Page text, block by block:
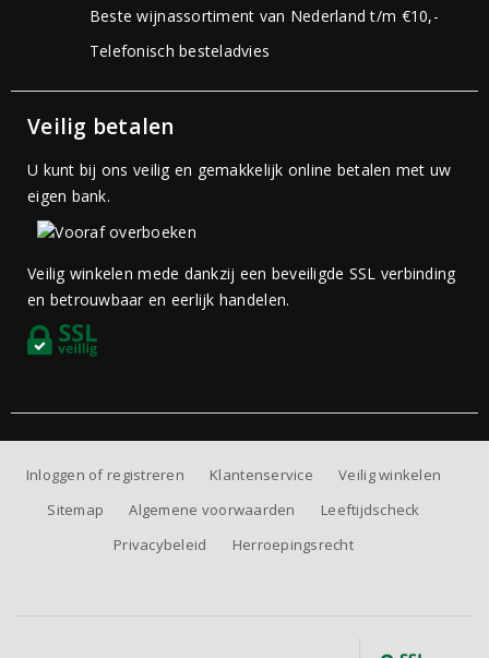
Beste wijnassortiment van Nederland t/m €10,-
Telefonisch besteladvies
Veilig betalen
U kunt bij ons veilig en gemakkelijk online betalen met uw
eigen bank.
Veilig winkelen mede dankzij een beveiligde SSL verbinding
en betrouwbaar en eerlijk handelen.
Inloggen of registreren Klantenservice
Veilig winkelen
Sitemap
Algemene voorwaarden
Leeftijdscheck
Privacybeleid
Herroepingsrecht